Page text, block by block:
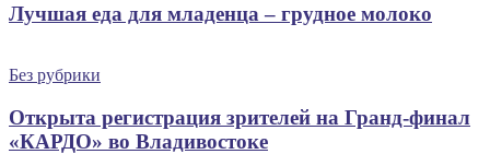
Лучшая еда для младенца – грудное молоко
Без рубрики
Открыта регистрация зрителей на Гранд-финал
«КАРДО» во Владивостоке